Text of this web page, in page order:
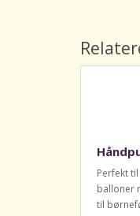
Perfekt
balloner
til